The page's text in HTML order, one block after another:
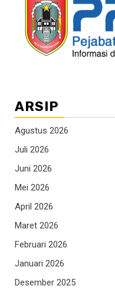
ARSIP
Agustus 2026
Juli 2026
Juni 2026
Mei 2026
April 2026
Maret 2026
Februari 2026
Januari 2026
Desember 2025